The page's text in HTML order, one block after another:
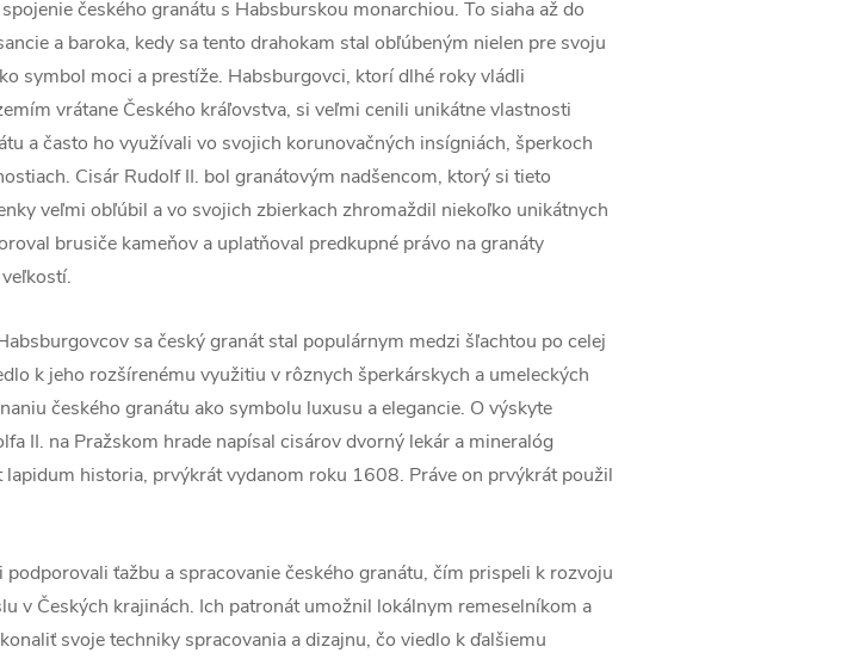
českého granátu s Habsburskou monarchiou. To siaha až do
a baroka, kedy sa tento drahokam stal obľúbeným nielen pre svoju
symbol moci a prestíže. Habsburgovci, ktorí dlhé roky vládli
vrátane Českého kráľovstva, si veľmi cenili unikátne vlastnosti
a často ho využívali vo svojich korunovačných insígniách, šperkoch
Cisár Rudolf II. bol granátovým nadšencom, ktorý si tieto
veľmi obľúbil a vo svojich zbierkach zhromaždil niekoľko unikátnych
brusiče kameňov a uplatňoval predkupné právo na granáty
sa český granát stal populárnym medzi šľachtou po celej
k jeho rozšírenému využitiu v rôznych šperkárskych a umeleckých
českého granátu ako symbolu luxusu a elegancie. O výskyte
II. na Pražskom hrade napísal cisárov dvorný lekár a mineralóg
historia, prvýkrát vydanom roku 1608. Práve on prvýkrát použil
podporovali ťažbu a spracovanie českého granátu, čím prispeli k rozvoju
v Českých krajinách. Ich patronát umožnil lokálnym remeselníkom a
svoje techniky spracovania a dizajnu, čo viedlo k ďalšiemu